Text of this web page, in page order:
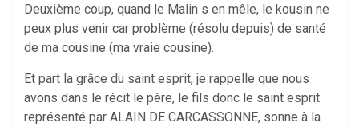
Deuxième coup, quand le Malin s en mêle, le kousin ne
peux plus venir car problème (résolu depuis) de santé
de ma cousine (ma vraie cousine).
Et part la grâce du saint esprit, je rappelle que nous
avons dans le récit le père, le fils donc le saint esprit
représenté par ALAIN DE CARCASSONNE, sonne à la